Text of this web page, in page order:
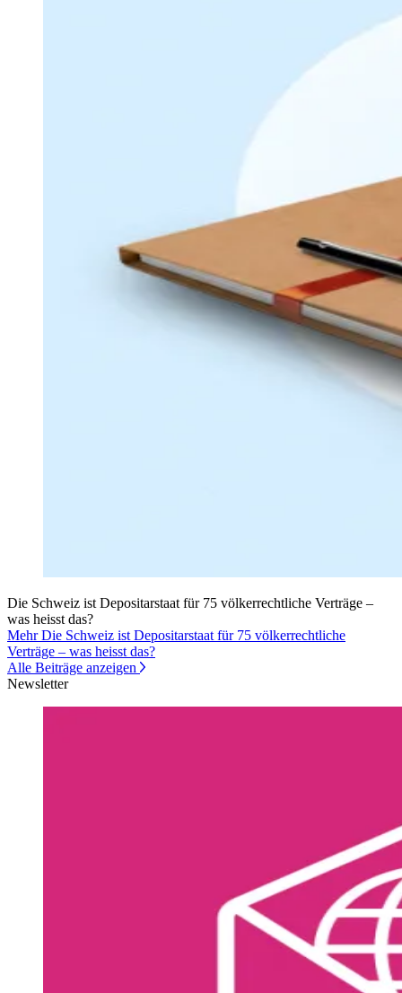
Die Schweiz ist Depositarstaat für 75 völkerrechtliche Verträge –
was heisst das?
Mehr Die Schweiz ist Depositarstaat für 75 völkerrechtliche
Verträge – was heisst das?
Alle Beiträge anzeigen
Newsletter